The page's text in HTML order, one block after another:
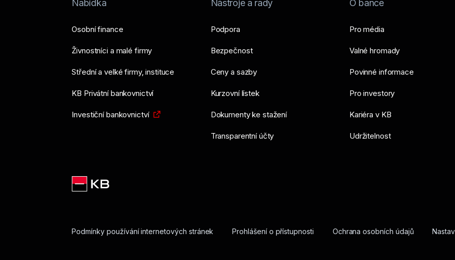
Nabídka
Osobní finance
Živnostníci a malé firmy
Střední a velké firmy, instituce
KB Privátní bankovnictví
Investiční bankovnictví
Nástroje a rady
Podpora
Bezpečnost
Ceny a sazby
Kurzovní lístek
Dokumenty ke stažení
Transparentní účty
O bance
Pro média
Valné hromady
Povinné informace
Pro investory
Kariéra v KB
Udržitelnost
Podmínky používání internetových stránek Prohlášení o přístupnosti Ochrana osobních údajů